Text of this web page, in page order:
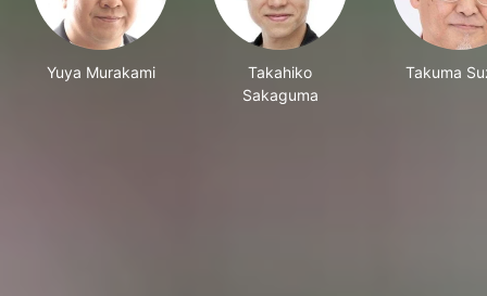
Yuya Murakami
Takahiko
Sakaguma
Takuma